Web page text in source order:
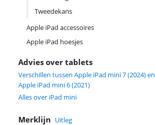
Tweedekans
Apple iPad accessoires
Apple iPad hoesjes
Advies over tablets
Verschillen tussen Apple iPad mini 7 (2024) en
Apple iPad mini 6 (2021)
Alles over iPad mini
Merklijn Uitleg